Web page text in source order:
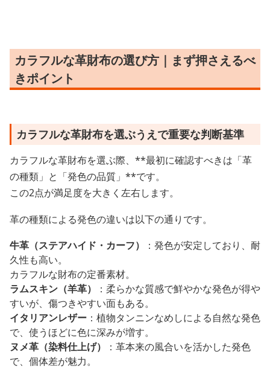
カラフルな革財布の選び方｜まず押さえるべ
きポイント
カラフルな革財布を選ぶうえで重要な判断基準
カラフルな革財布を選ぶ際、**最初に確認すべきは「革
の種類」と「発色の品質」**です。
この2点が満足度を大きく左右します。
革の種類による発色の違いは以下の通りです。
牛革（ステアハイド・カーフ）
：発色が安定しており、耐
久性も高い。
カラフルな財布の定番素材。
ラムスキン（羊革）
：柔らかな質感で鮮やかな発色が得や
すいが、傷つきやすい面もある。
イタリアンレザー ：植物タンニンなめしによる自然な発色
で、使うほどに色に深みが増す。
ヌメ革（染料仕上げ）
：革本来の風合いを活かした発色
で、個体差が魅力。